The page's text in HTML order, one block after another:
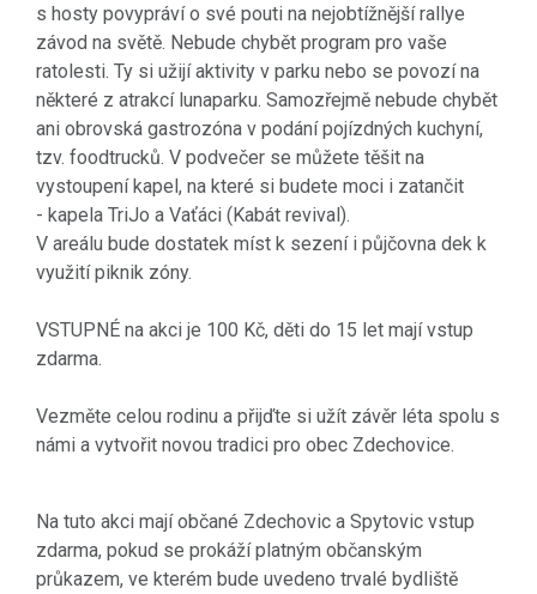
s hosty povypráví o své pouti na nejobtížnější rallye
závod na světě. Nebude chybět program pro vaše
ratolesti. Ty si užijí aktivity v parku nebo se povozí na
některé z atrakcí lunaparku. Samozřejmě nebude chybět
ani obrovská gastrozóna v podání pojízdných kuchyní,
tzv. foodtrucků. V podvečer se můžete těšit na
vystoupení kapel, na které si budete moci i zatančit
- kapela TriJo a Vaťáci (Kabát revival).
V areálu bude dostatek míst k sezení i půjčovna dek k
využití piknik zóny.
VSTUPNÉ na akci je 100 Kč, děti do 15 let mají vstup
zdarma.
Vezměte celou rodinu a přijďte si užít závěr léta spolu s
námi a vytvořit novou tradici pro obec Zdechovice.
Na tuto akci mají občané Zdechovic a Spytovic vstup
zdarma, pokud se prokáží platným občanským
průkazem, ve kterém bude uvedeno trvalé bydliště